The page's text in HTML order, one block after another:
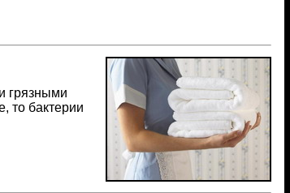
грязными
то бактерии